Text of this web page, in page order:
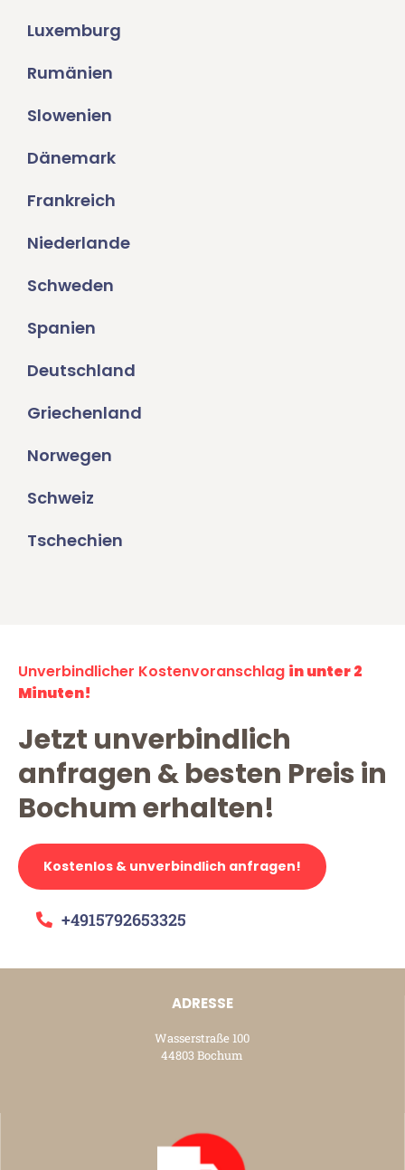
Luxemburg
Rumänien
Slowenien
Dänemark
Frankreich
Niederlande
Schweden
Spanien
Deutschland
Griechenland
Norwegen
Schweiz
Tschechien
Unverbindlicher Kostenvoranschlag in unter 2
Minuten!
Jetzt unverbindlich
anfragen & besten Preis in
Bochum erhalten!
Kostenlos & unverbindlich anfragen!
+4915792653325
ADRESSE
Wasserstraße 100
44803 Bochum